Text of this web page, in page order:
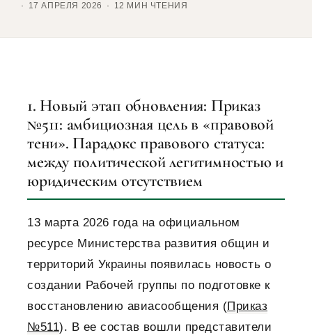
17 АПРЕЛЯ 2026
12 МИН ЧТЕНИЯ
1. Новый этап обновления: Приказ
№511: амбициозная цель в «правовой
тени». Парадокс правового статуса:
между политической легитимностью и
юридическим отсутствием
13 марта 2026 года на официальном
ресурсе Министерства развития общин и
территорий Украины появилась новость о
создании Рабочей группы по подготовке к
восстановлению авиасообщения (Приказ
№511). В ее состав вошли представители